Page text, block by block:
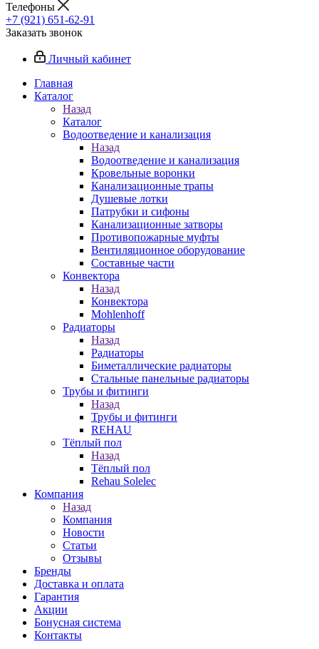
Телефоны
+7 (921) 651-62-91
Заказать звонок
Личный кабинет
Главная
Каталог
Назад
Каталог
Водоотведение и канализация
Назад
Водоотведение и канализация
Кровельные воронки
Канализационные трапы
Душевые лотки
Патрубки и сифоны
Канализационные затворы
Противопожарные муфты
Вентиляционное оборудование
Составные части
Конвектора
Назад
Конвектора
Mohlenhoff
Радиаторы
Назад
Радиаторы
Биметаллические радиаторы
Стальные панельные радиаторы
Трубы и фитинги
Назад
Трубы и фитинги
REHAU
Тёплый пол
Назад
Тёплый пол
Rehau Solelec
Компания
Назад
Компания
Новости
Статьи
Отзывы
Бренды
Доставка и оплата
Гарантия
Акции
Бонусная система
Контакты